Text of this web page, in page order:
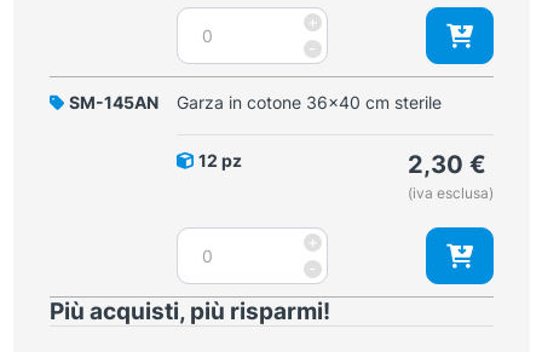
-
Garza
cotone
18x40
quantità
+
SM-145AN Garza in cotone 36x40 cm sterile
12 pz 2,30 €
(iva esclusa)
-
Garza
cotone
36x40
+
Più acquisti, più risparmi!